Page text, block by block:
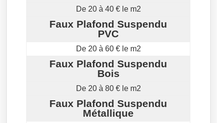
De 20 à 40 € le m2
Faux Plafond Suspendu
PVC
De 20 à 60 € le m2
Faux Plafond Suspendu
Bois
De 20 à 80 € le m2
Faux Plafond Suspendu
Métallique